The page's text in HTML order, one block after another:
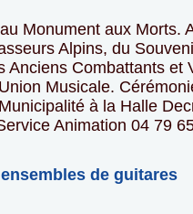
Monument aux Morts.
Alpins, du
Anciens Combattants et
Musicale.
à la Halle
Animation 04 79
de guitares